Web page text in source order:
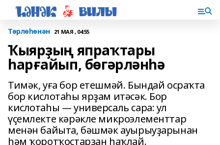
Төрлөһөнән 21 МАЯ , 04:55
Ҡыярҙың япраҡтары
һарғайып, бөгәрләнһә
Тимәк, уға бор етешмәй. Бындай осраҡта
бор кислотаһы ярҙам итәсәк. Бор
кислотаһы — универсаль сара: ул
үҫемлекте кәрәкле микроэлементтар
менән байыта, бәшмәк ауырыуҙарынан
һәм ҡоротҡостарҙан һаҡлай.